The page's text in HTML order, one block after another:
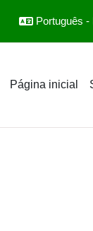
Português -
Página inicial